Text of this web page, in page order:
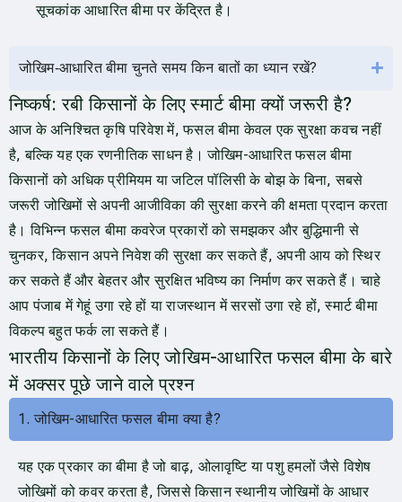
सूचकांक आधारित बीमा पर केंद्रित है।
जोखिम‑आधारित बीमा चुनते समय किन बातों का ध्यान रखें?
निष्कर्ष: रबी किसानों के लिए स्मार्ट बीमा क्यों जरूरी है?
आज के अनिश्चित कृषि परिवेश में, फसल बीमा केवल एक सुरक्षा कवच नहीं
है, बल्कि यह एक रणनीतिक साधन है। जोखिम-आधारित फसल बीमा
किसानों को अधिक प्रीमियम या जटिल पॉलिसी के बोझ के बिना, सबसे
जरूरी जोखिमों से अपनी आजीविका की सुरक्षा करने की क्षमता प्रदान करता
है। विभिन्न फसल बीमा कवरेज प्रकारों को समझकर और बुद्धिमानी से
चुनकर, किसान अपने निवेश की सुरक्षा कर सकते हैं, अपनी आय को स्थिर
कर सकते हैं और बेहतर और सुरक्षित भविष्य का निर्माण कर सकते हैं। चाहे
आप पंजाब में गेहूं उगा रहे हों या राजस्थान में सरसों उगा रहे हों, स्मार्ट बीमा
विकल्प बहुत फर्क ला सकते हैं।
भारतीय किसानों के लिए जोखिम-आधारित फसल बीमा के बारे
में अक्सर पूछे जाने वाले प्रश्न
1. जोखिम-आधारित फसल बीमा क्या है?
यह एक प्रकार का बीमा है जो बाढ़, ओलावृष्टि या पशु हमलों जैसे विशेष
जोखिमों को कवर करता है, जिससे किसान स्थानीय जोखिमों के आधार